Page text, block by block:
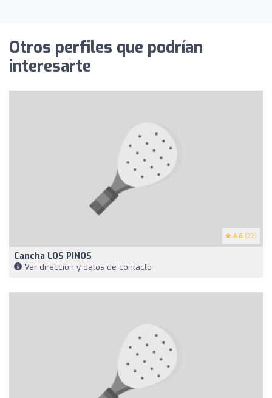
Otros perfiles que podrían
interesarte
4.6 (22)
Cancha LOS PINOS
Ver dirección y datos de contacto